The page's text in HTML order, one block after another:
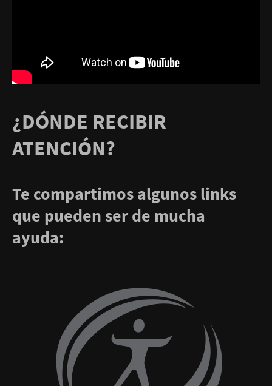
¿DÓNDE RECIBIR
ATENCIÓN?
Te compartimos algunos links
que pueden ser de mucha
ayuda: